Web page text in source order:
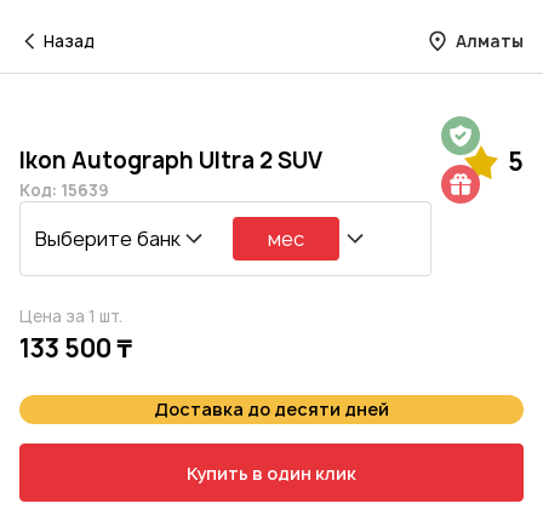
Назад Алматы
Ikon Autograph Ultra 2 SUV 5
Код: 15639
Выберите банк мес
Цена за 1 шт.
133 500 ₸
Доставка до десяти дней
Купить в один клик